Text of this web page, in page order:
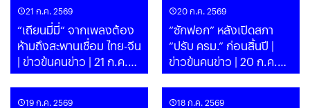
21 ก.ค. 2569
“เถียนมี่มี่“ จากเพลงต้อง
ห้ามถึงสะพานเชื่อม ไทย-จีน
| ข่าวข้นคนข่าว | 21 ก.ค.
69
20 ก.ค. 2569
“ซักฟอก” หลังเปิดสภา
“ปรับ ครม.” ก่อนสิ้นปี |
ข่าวข้นคนข่าว | 20 ก.ค.
69
19 ก.ค. 2569 18 ก.ค. 2569